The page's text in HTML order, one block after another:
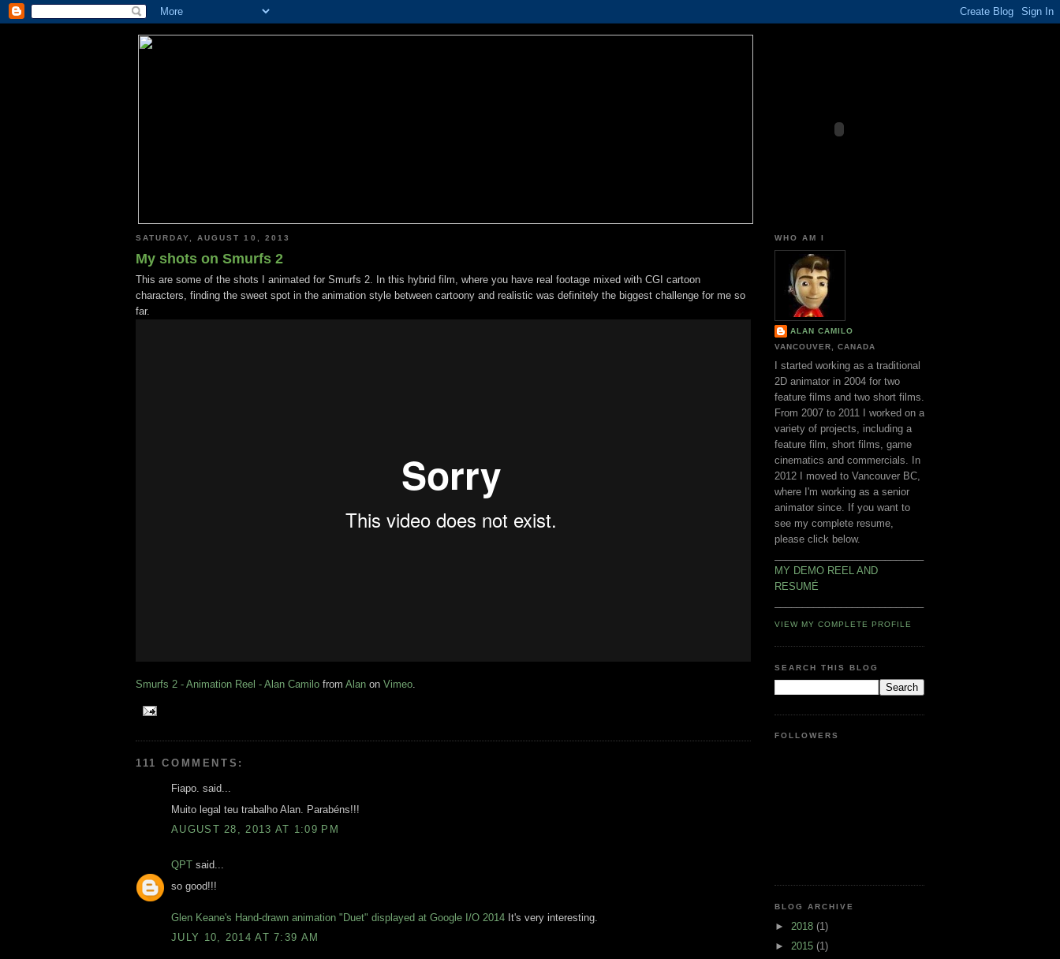
SATURDAY, AUGUST 10, 2013
My shots on Smurfs 2
This are some of the shots I animated for Smurfs 2. In this hybrid film, where you have real footage mixed with CGI cartoon
characters, finding the sweet spot in the animation style between cartoony and realistic was definitely the biggest challenge for me so
far.
Smurfs 2 - Animation Reel - Alan Camilo from Alan on Vimeo
111 COMMENTS:
Fiapo. said...
Muito legal teu trabalho Alan. Parabéns!!!
AUGUST 28, 2013 AT 1:09 PM
QPT said...
so good!!!
Glen Keane's Hand-drawn animation "Duet" displayed at Google I/O 2014 It's very interesting.
JULY 10, 2014 AT 7:39 AM
WHO AM I
ALAN CAMILO
VANCOUVER, CANADA
I started working as a traditional
2D animator in 2004 for two
feature films and two short films.
From 2007 to 2011 I worked on a
variety of projects, including a
feature film, short films, game
cinematics and commercials. In
2012 I moved to Vancouver BC,
where I'm working as a senior
animator since. If you want to
see my complete resume,
please click below.
MY DEMO REEL AND
RESUMÉ
VIEW MY COMPLETE PROFILE
SEARCH THIS BLOG
FOLLOWERS
BLOG ARCHIVE
► 2018 (1)
► 2015 (1)